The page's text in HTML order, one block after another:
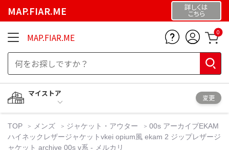
MAP.FIAR.ME 詳しくは
こちら
MAP.FIAR.ME 0
マイストア
変更
TOP メンズ ジャケット・アウター
00s アーカイブEKAM
ハイネックレザージャケットvkei opium風 ekam 2 ジップレザージ
ャケット archive 00s v系 - メルカリ